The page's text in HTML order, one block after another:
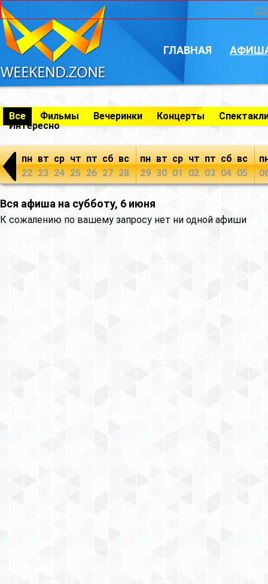
ГЛАВНАЯ
Все Фильмы Вечеринки Концерты
Интересно
пн
22
вт
23
ср
24
чт
25
пт
26
сб
27
вс
28
пн
29
вт
30
ср
01
чт
02
пт
03
сб
04
вс
05
Вся афиша на субботу, 6 июня
К сожалению по вашему запросу нет ни одной афиши